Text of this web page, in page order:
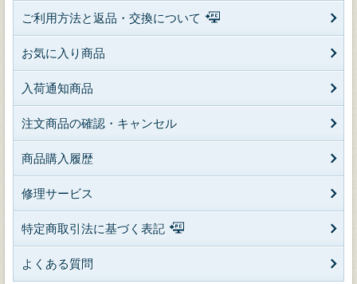
ご利用方法と返品・交換について
お気に入り商品
入荷通知商品
注文商品の確認・キャンセル
商品購入履歴
修理サービス
特定商取引法に基づく表記
よくある質問